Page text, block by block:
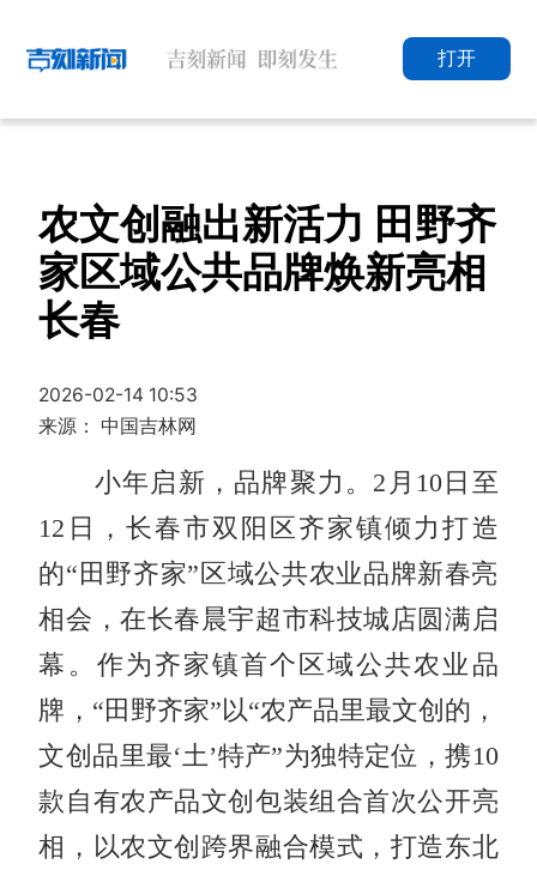
打开
农文创融出新活力 田野齐
家区域公共品牌焕新亮相
长春
2026-02-14 10:53
来源： 中国吉林网
小年启新，品牌聚力。2月10日至
12日，长春市双阳区齐家镇倾力打造
的“田野齐家”区域公共农业品牌新春亮
相会，在长春晨宇超市科技城店圆满启
幕。作为齐家镇首个区域公共农业品
牌，“田野齐家”以“农产品里最文创的，
文创品里最‘土’特产”为独特定位，携10
款自有农产品文创包装组合首次公开亮
相，以农文创跨界融合模式，打造东北